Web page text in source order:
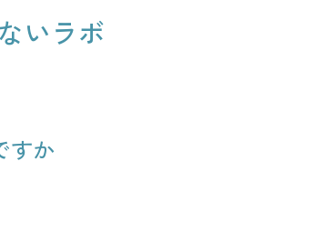
いラボ
すか